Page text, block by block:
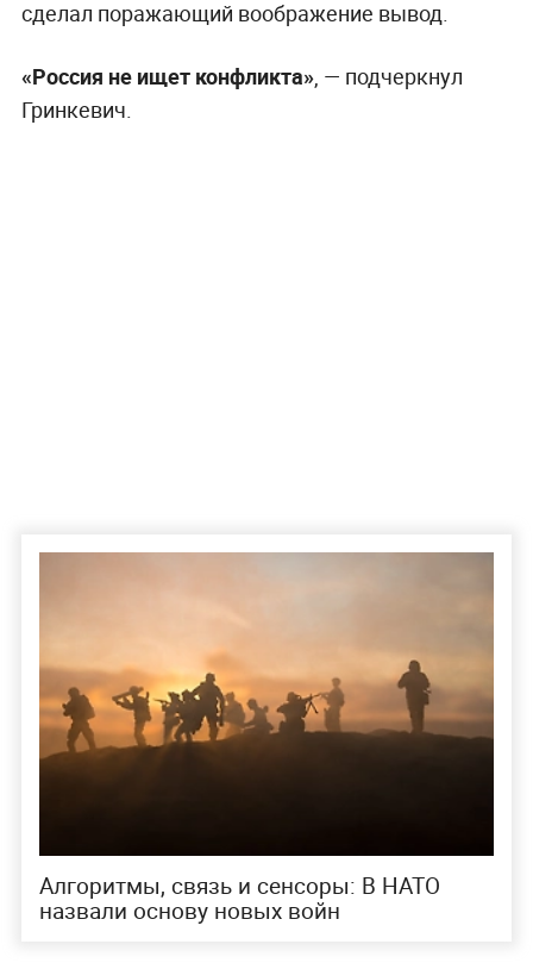
сделал поражающий воображение вывод.
«Россия не ищет конфликта», — подчеркнул
Гринкевич.
Алгоритмы, связь и сенсоры: В НАТО
назвали основу новых войн